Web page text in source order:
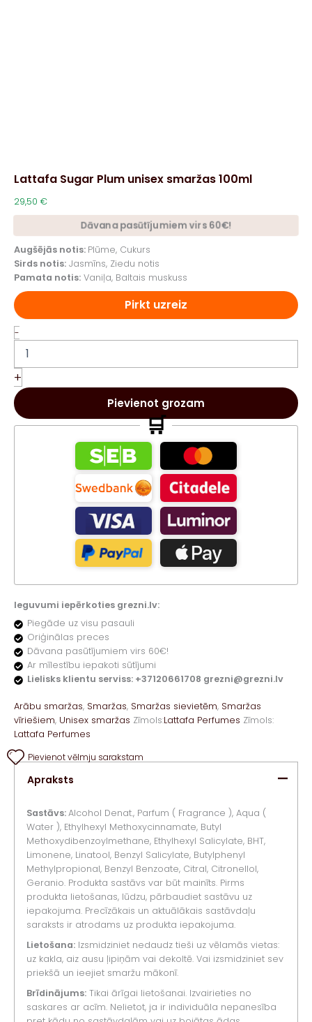
Lattafa Sugar Plum unisex smaržas 100ml
29,50 €
Dāvana pasūtījumiem virs 60€!
Augšējās notis: Plūme, Cukurs
Sirds notis: Jasmīns, Ziedu notis
Pamata notis: Vaniļa, Baltais muskuss
Pirkt uzreiz
-
Sugar
Plum
unisex
smaržas
daudzums
+
Pievienot grozam
🛒
Ieguvumi iepērkoties grezni.lv:
Piegāde uz visu pasauli
Oriģinālas preces
Dāvana pasūtījumiem virs 60€!
Ar mīlestību iepakoti sūtījumi
Lielisks klientu serviss: +37120661708 grezni@grezni.lv
Arābu smaržas, Smaržas, Smaržas sievietēm, Smaržas
vīriešiem, Unisex smaržas Zīmols:Lattafa Perfumes Zīmols:
Lattafa Perfumes
Pievienot vēlmju sarakstam
Apraksts
Sastāvs:Alcohol Denat., Parfum ( Fragrance ), Aqua (
Water ), Ethylhexyl Methoxycinnamate, Butyl
Methoxydibenzoylmethane, Ethylhexyl Salicylate, BHT,
Limonene, Linatool, Benzyl Salicylate, Butylphenyl
Methylpropional, Benzyl Benzoate, Citral, Citronellol,
Geranio. Produkta sastāvs var būt mainīts. Pirms
produkta lietošanas, lūdzu, pārbaudiet sastāvu uz
iepakojuma. Precīzākais un aktuālākais sastāvdaļu
saraksts ir atrodams uz produkta iepakojuma.
Lietošana:Izsmidziniet nedaudz tieši uz vēlamās vietas:
uz kakla, aiz ausu ļipiņām vai dekoltē. Vai izsmidziniet sev
priekšā un ieejiet smaržu mākonī.
Brīdinājums:Tikai ārīgai lietošanai. Izvairieties no
saskares ar acīm. Nelietot, ja ir individuāla nepanesība